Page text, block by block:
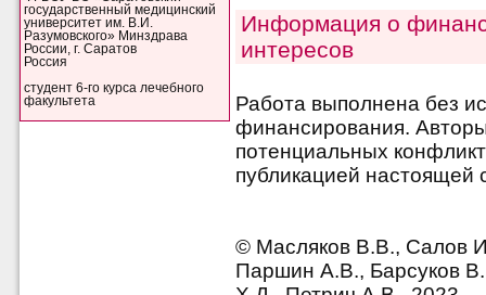
государственный медицинский
университет им. В.И.
Разумовского» Минздрава
России, г. Саратов
Россия
студент 6-го курса лечебного
факультета
Информация о
интересов
Работа выполнена без
финансирования.
потенциальных
публикацией настоящей
© Масляков В.В., Салов
Паршин А.В., Барсуков